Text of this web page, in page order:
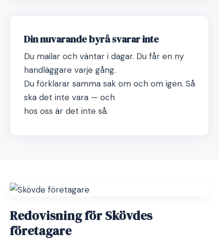
Din nuvarande byrå svarar inte
Du mailar och väntar i dagar. Du får en ny
handläggare varje gång.
Du förklarar samma sak om och om igen. Så
ska det inte vara — och
hos oss är det inte så.
Redovisning för Skövdes
företagare